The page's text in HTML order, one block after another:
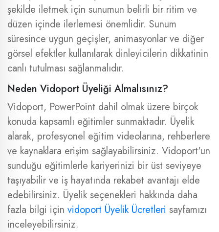
şekilde iletmek için sunumun belirli bir ritim ve
düzen içinde ilerlemesi önemlidir. Sunum
süresince uygun geçişler, animasyonlar ve diğer
görsel efektler kullanılarak dinleyicilerin dikkatinin
canlı tutulması sağlanmalıdır.
Neden Vidoport Üyeliği Almalısınız?
Vidoport, PowerPoint dahil olmak üzere birçok
konuda kapsamlı eğitimler sunmaktadır. Üyelik
alarak, profesyonel eğitim videolarına, rehberlere
ve kaynaklara erişim sağlayabilirsiniz. Vidoport'un
sunduğu eğitimlerle kariyerinizi bir üst seviyeye
taşıyabilir ve iş hayatında rekabet avantajı elde
edebilirsiniz. Üyelik seçenekleri hakkında daha
fazla bilgi için vidoport Üyelik Ücretleri sayfamızı
inceleyebilirsiniz.